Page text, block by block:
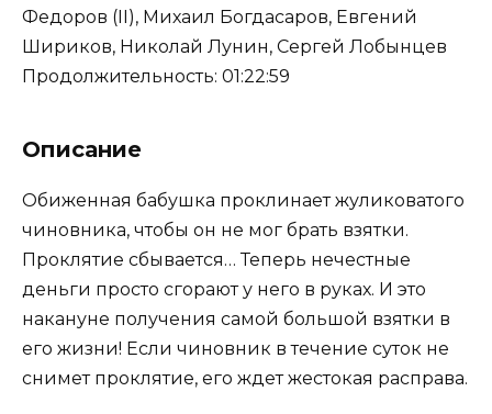
Федоров (II), Михаил Богдасаров, Евгений
Шириков, Николай Лунин, Сергей Лобынцев
Продолжительность: 01:22:59
Описание
Обиженная бабушка проклинает жуликоватого
чиновника, чтобы он не мог брать взятки.
Проклятие сбывается… Теперь нечестные
деньги просто сгорают у него в руках. И это
накануне получения самой большой взятки в
его жизни! Если чиновник в течение суток не
снимет проклятие, его ждет жестокая расправа.